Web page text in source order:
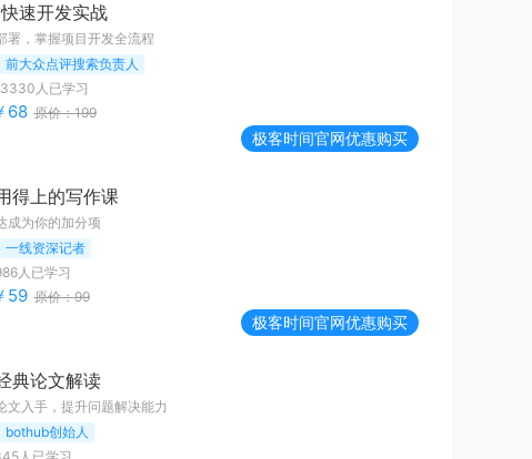
速开发实战
署，掌握项目开发全流程
前大众点评搜索负责人
人已学习
68 原价：199
极客时间官网优惠购买
得上的写作课
成为你的加分项
一线资深记者
人已学习
59 原价：99
极客时间官网优惠购买
典论文解读
文入手，提升问题解决能力
bothub创始人